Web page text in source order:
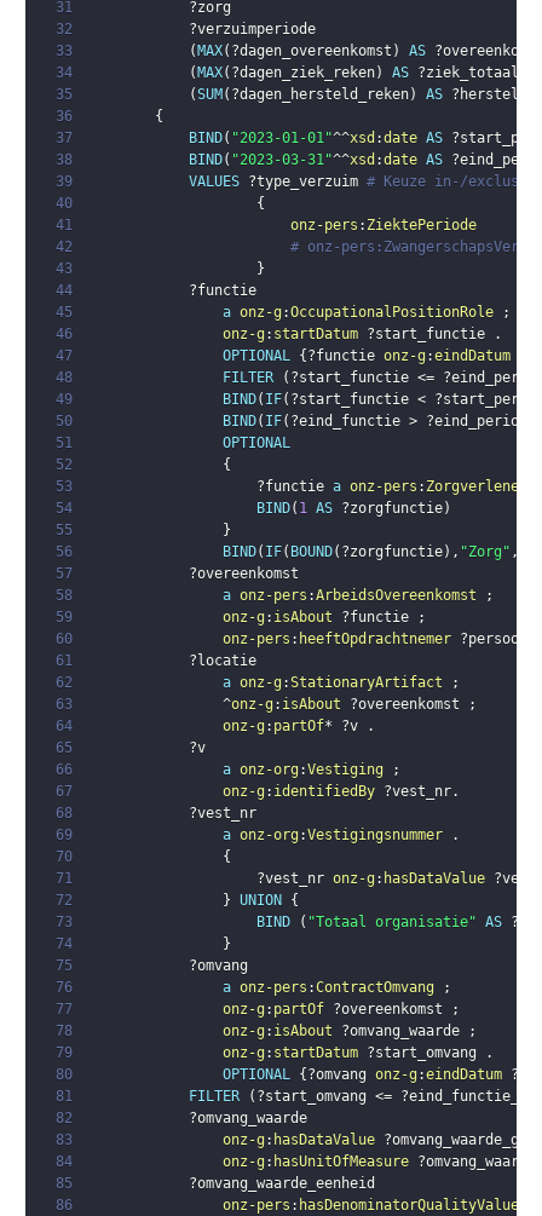
31
?zorg
32
?verzuimperiode
33
( MAX( ?dagen_overeenkomst ) AS
34
( MAX( ?dagen_ziek_reken) AS
35
(SUM ( ?dagen_hersteld_reken) AS
36
{
37
BIND( "2023-01-01"^^xsd :date AS
38
BIND( "2023-03-31"^^xsd :date AS
39
VALUES ?type_verzuim # Keuze in-/exclusief
40
{
41
onz-pers : ZiektePeriode
42
# onz-
43
}
44
?functie
45
a onz-g :OccupationalPositionRole
;
46
onz-g : startDatum ?start_functie
.
47
OPTIONAL { ?functie onz-g :eindDatum
48
FILTER ( ?start_functie <=
49
BIND( IF( ?start_functie <
50
BIND( IF( ?eind_functie > ?eind_periode
51
OPTIONAL
52
{
53
?functie a onz-pers :
54
BIND( 1 AS ?zorgfunctie)
55
}
56
BIND( IF( BOUND( ?zorgfunctie) , "Zorg" ,
57
?overeenkomst
58
a onz-pers :ArbeidsOvereenkomst
;
59
onz-g : isAbout ?functie
;
60
onz-pers : heeftOpdrachtnemer ?persoon
61
?locatie
62
a onz-g :StationaryArtifact
;
63
                ^
onz-g : isAbout ?overeenkomst
;
64
onz-g : partOf* ?v
.
65
?v
66
a onz-org :Vestiging
;
67
onz-g : identifiedBy ?vest_nr.
68
?vest_nr
69
a onz-org :Vestigingsnummer
.
70
{
71
?vest_nr onz-g : hasDataValue
72
} UNION
{
73
BIND ( "Totaal organisatie" AS
74
}
75
?omvang
76
a onz-pers :ContractOmvang
;
77
onz-g : partOf ?overeenkomst
;
78
onz-g : isAbout ?omvang_waarde
;
79
onz-g : startDatum ?start_omvang
.
80
OPTIONAL { ?omvang onz-g :eindDatum
81
FILTER ( ?start_omvang <=
82
?omvang_waarde
83
onz-g : hasDataValue
84
onz-g : hasUnitOfMeasure
85
?omvang_waarde_eenheid
86
onz-pers : hasDenominatorQualityValue